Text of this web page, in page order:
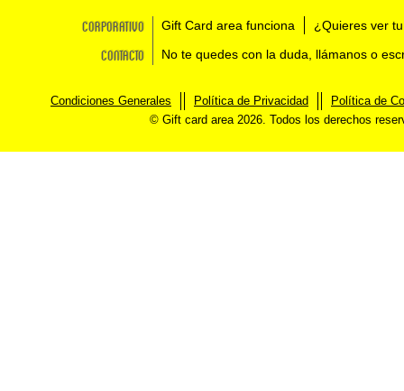
Corporativo Gift Card area funciona ¿Quieres ver
Contacto No te quedes con la duda, llámanos o
Condiciones Generales Política de Privacidad
Política de
© Gift card area 2026. Todos los derechos